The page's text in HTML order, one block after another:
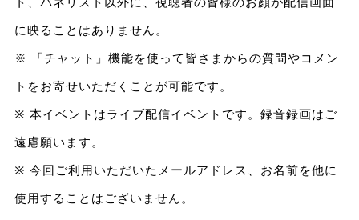
に映ることはありません。
※ 「チャット」機能を使って皆さまからの質問やコメン
トをお寄せいただくことが可能です。
※ 本イベントはライブ配信イベントです。録音録画はご
遠慮願います。
※ 今回ご利用いただいたメールアドレス、お名前を他に
使用することはございません。